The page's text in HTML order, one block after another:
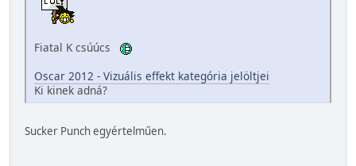
Fiatal K csúúcs
Oscar 2012 - Vizuális effekt kategória jelöltjei
Ki kinek adná?
Sucker Punch egyértelműen.